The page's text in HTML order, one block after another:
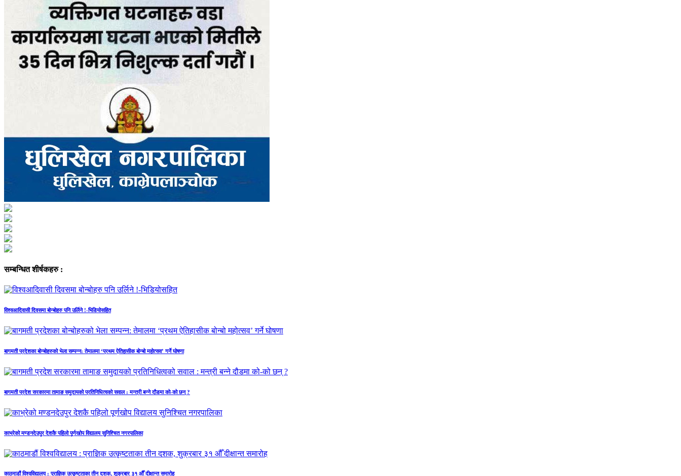
सम्बन्धित शीर्षकहरु :
विश्वआदिवासी दिवसमा बोन्बोहरु पनि उर्लिने !-भिडियोसहित
बागमती प्रदेशका बोन्बोहरुको भेला सम्पन्न: तेमालमा ‘प्रथम ऐतिहासीक बोन्बो महोत्सव’ गर्ने घोषणा
बागमती प्रदेश सरकारमा तामाङ समुदायको प्रतिनिधित्वको सवाल : मन्त्री बन्ने दौडमा को‐को छन् ?
काभ्रेको मण्डनदेउपुर देशकै पहिलो पूर्णखोप विद्यालय सुनिश्चित नगरपालिका
काठमाडौं विश्वविद्यालय : प्राज्ञिक उत्कृष्टताका तीन दशक, शुक्रबार ३१ औँ दीक्षान्त समारोह